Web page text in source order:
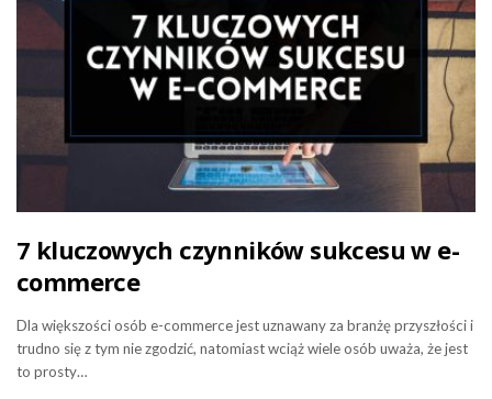
7 kluczowych czynników sukcesu w e-
commerce
Dla większości osób e-commerce jest uznawany za branżę przyszłości i
trudno się z tym nie zgodzić, natomiast wciąż wiele osób uważa, że jest
to prosty…